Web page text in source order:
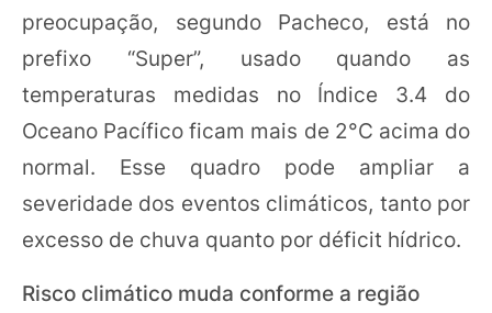
preocupação, segundo Pacheco, está no
prefixo “Super”, usado quando as
temperaturas medidas no Índice 3.4 do
Oceano Pacífico ficam mais de 2°C acima do
normal. Esse quadro pode ampliar a
severidade dos eventos climáticos, tanto por
excesso de chuva quanto por déficit hídrico.
Risco climático muda conforme a região